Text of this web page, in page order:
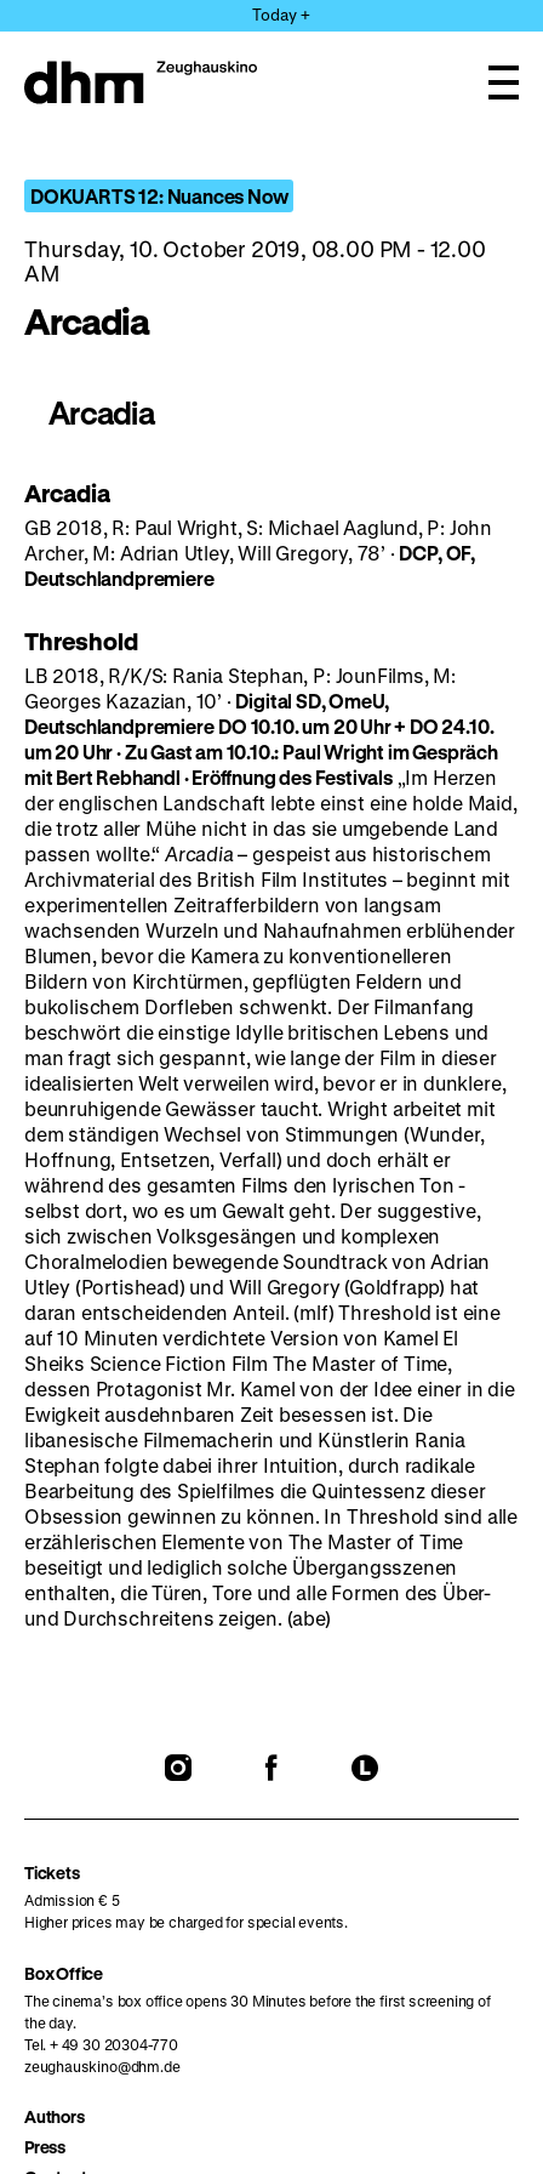
directly
the
Today +
DOKUARTS 12: Nuances Now
Thursday, 10. October 2019, 08.00 PM - 12.00
AM
Arcadia
Arcadia
Arcadia
GB 2018, R: Paul Wright, S: Michael Aaglund, P: John
Archer, M: Adrian Utley, Will Gregory, 78’ · DCP, OF,
Deutschlandpremiere
Threshold
LB 2018, R/K/S: Rania Stephan, P: JounFilms, M:
Georges Kazazian, 10’ · Digital SD, OmeU,
Deutschlandpremiere DO 10.10. um 20 Uhr + DO 24.10.
um 20 Uhr · Zu Gast am 10.10.: Paul Wright im Gespräch
mit Bert Rebhandl · Eröffnung des Festivals„Im Herzen
der englischen Landschaft lebte einst eine holde Maid,
die trotz aller Mühe nicht in das sie umgebende Land
passen wollte.“ Arcadia– gespeist aus historischem
Archivmaterial des British Film Institutes – beginnt mit
experimentellen Zeitrafferbildern von langsam
wachsenden Wurzeln und Nahaufnahmen erblühender
Blumen, bevor die Kamera zu konventionelleren
Bildern von Kirchtürmen, gepflügten Feldern und
bukolischem Dorfleben schwenkt. Der Filmanfang
beschwört die einstige Idylle britischen Lebens und
man fragt sich gespannt, wie lange der Film in dieser
idealisierten Welt verweilen wird, bevor er in dunklere,
beunruhigende Gewässer taucht. Wright arbeitet mit
dem ständigen Wechsel von Stimmungen (Wunder,
Hoffnung, Entsetzen, Verfall) und doch erhält er
während des gesamten Films den lyrischen Ton -
selbst dort, wo es um Gewalt geht. Der suggestive,
sich zwischen Volksgesängen und komplexen
Choralmelodien bewegende Soundtrack von Adrian
Utley (Portishead) und Will Gregory (Goldfrapp) hat
daran entscheidenden Anteil. (mlf) Threshold ist eine
auf 10 Minuten verdichtete Version von Kamel El
Sheiks Science Fiction Film The Master of Time,
dessen Protagonist Mr. Kamel von der Idee einer in die
Ewigkeit ausdehnbaren Zeit besessen ist. Die
libanesische Filmemacherin und Künstlerin Rania
Stephan folgte dabei ihrer Intuition, durch radikale
Bearbeitung des Spielfilmes die Quintessenz dieser
Obsession gewinnen zu können. In Threshold sind alle
erzählerischen Elemente von The Master of Time
beseitigt und lediglich solche Übergangsszenen
enthalten, die Türen, Tore und alle Formen des Über-
und Durchschreitens zeigen. (abe)
To
To
To
Tickets
Admission € 5
Higher prices may be charged for special events.
Box Office
The cinema’s box office opens 30 Minutes before the first screening of
the day.
Tel. + 49 30 20304-770
zeughauskino@dhm.de
Authors
Press